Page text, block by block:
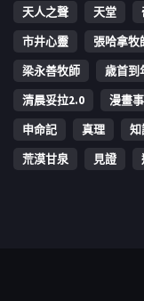
天人之聲
天堂
市井心靈
張哈拿牧
梁永善牧師
歳首到
清晨妥拉2.0
漫畫
申命記
真理 知
荒漠甘泉
見證